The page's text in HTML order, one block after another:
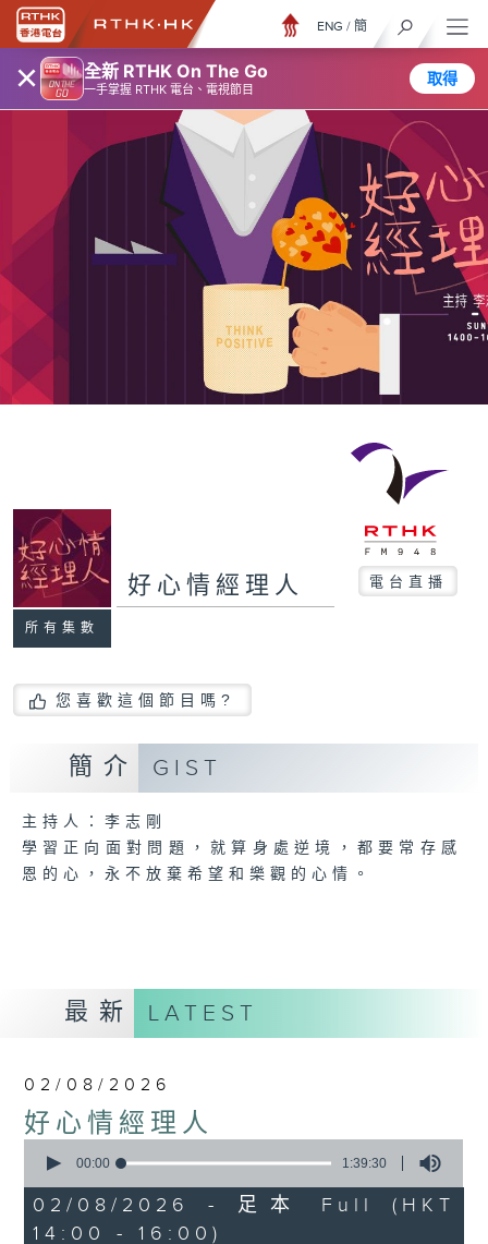
× 全新 RTHK On The Go
一手掌握 RTHK 電台、電視節目
取得
ENG / 簡
所有集數
好心情經理人 電台直播
您喜歡這個節目嗎?
簡介 GIST
主持人：李志剛
學習正向面對問題，就算身處逆境，都要常存感
恩的心，永不放棄希望和樂觀的心情。
最新 LATEST
02/08/2026
好心情經理人
seconds
1
hour,
39
00:00 1:39:30
02/08/2026 - 足本 Full (HKT
14:00 - 16:00)